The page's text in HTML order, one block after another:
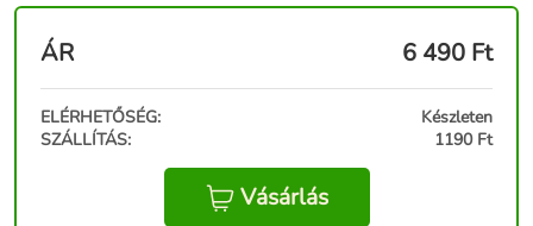
ÁR 6 490 Ft
ELÉRHETŐSÉG:
Készleten
SZÁLLÍTÁS:
1190 Ft
Vásárlás